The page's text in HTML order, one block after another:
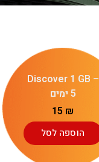
Discover 1 GB –
5 ימים
15 ₪
הוספה לסל